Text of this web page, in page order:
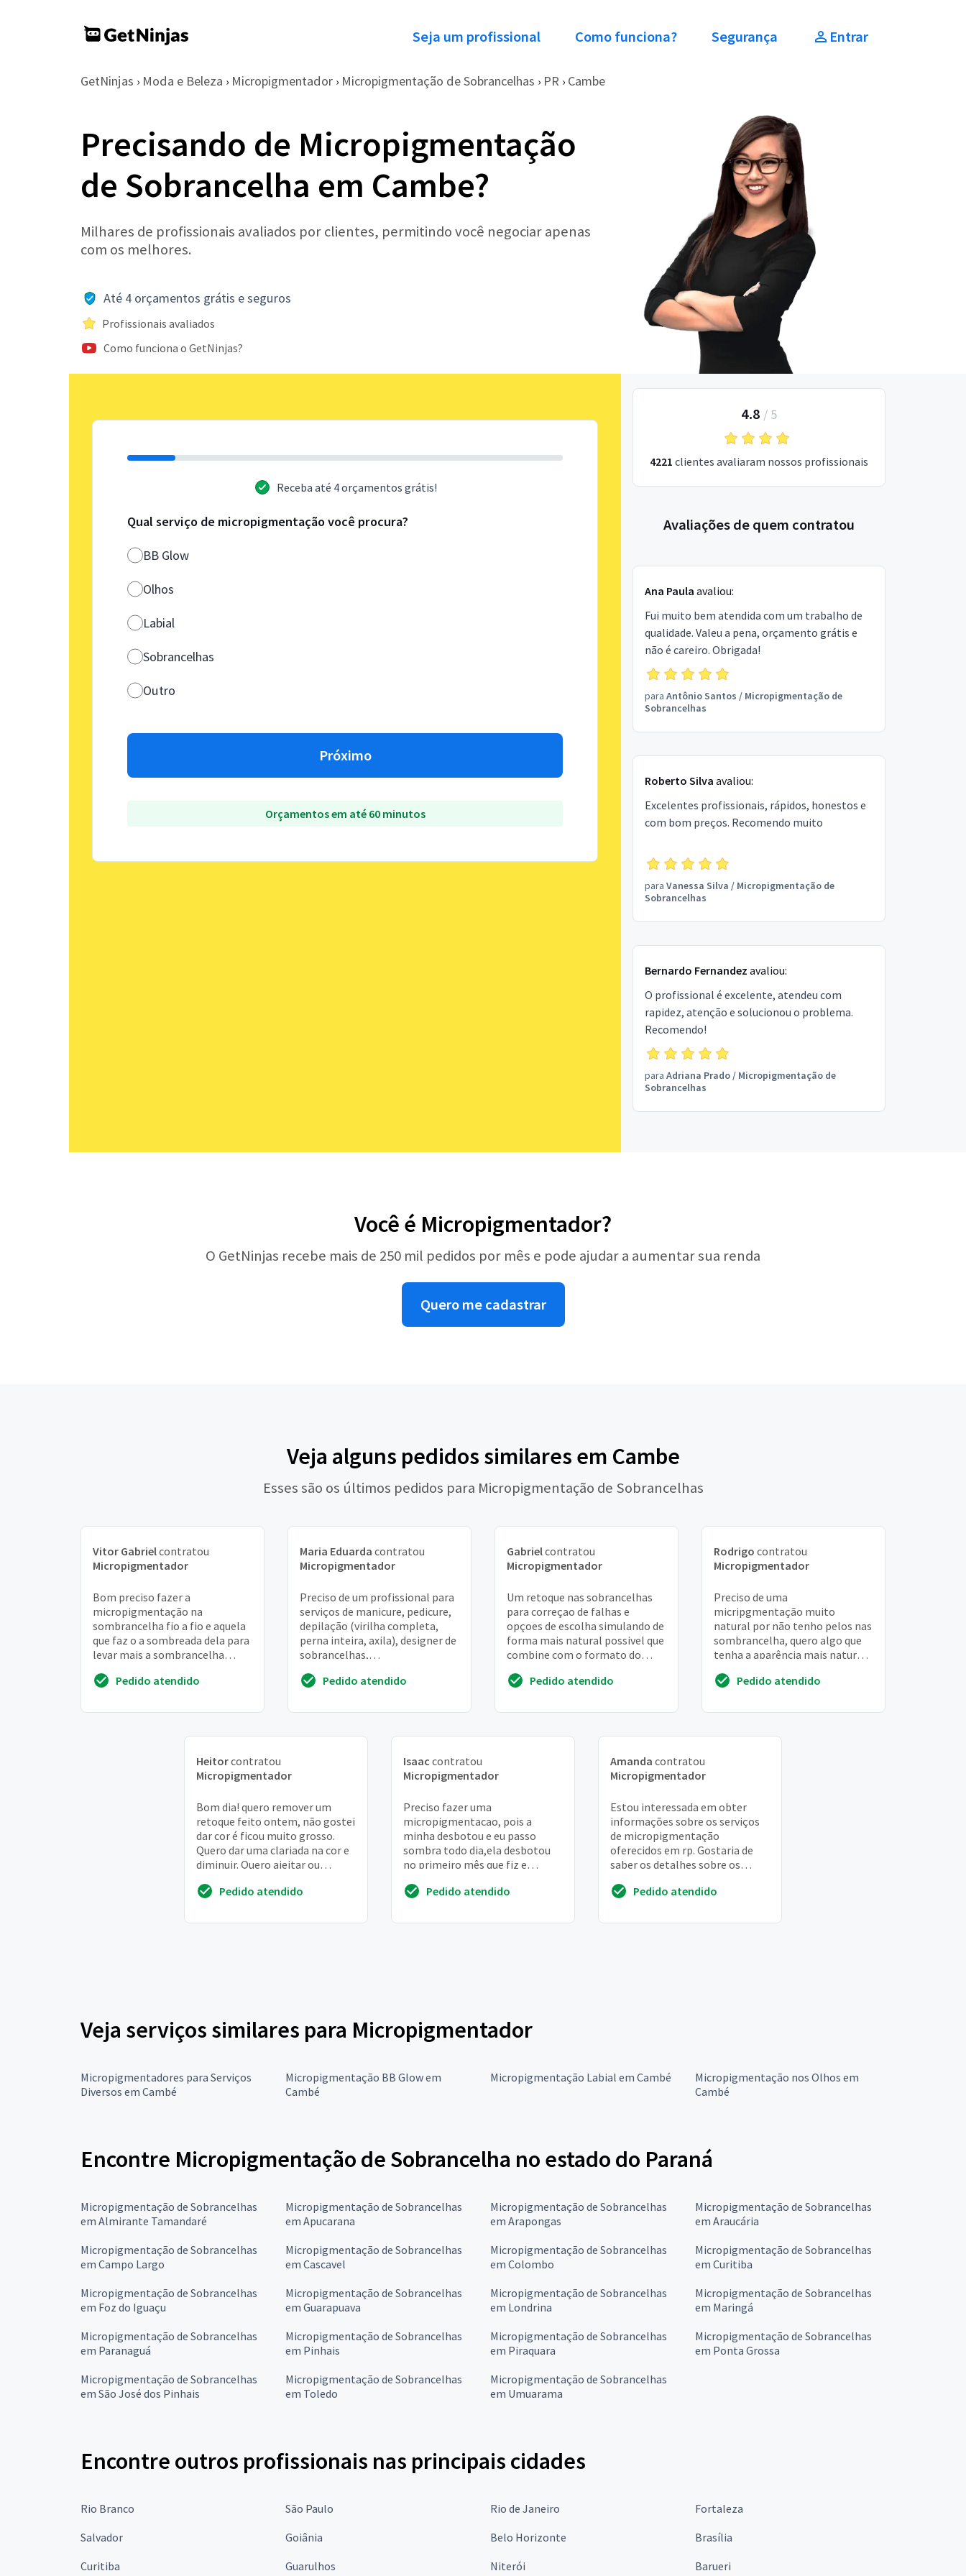
Seja um profissional Como funciona? Segurança Entrar
GetNinjas › Moda e Beleza › Micropigmentador › Micropigmentação de Sobrancelhas › PR › Cambe
Precisando de Micropigmentação
de Sobrancelha em Cambe?
Milhares de profissionais avaliados por clientes, permitindo você negociar apenas
com os melhores.
Até 4 orçamentos grátis e seguros
Profissionais avaliados
Como funciona o GetNinjas?
Receba até 4 orçamentos grátis!
Qual serviço de micropigmentação você procura?
BB Glow
Olhos
Labial
Sobrancelhas
Outro
Próximo
Orçamentos em até 60 minutos
4.8 / 5
4221 clientes avaliaram nossos profissionais
Avaliações de quem contratou
Ana Paula avaliou:
Fui muito bem atendida com um trabalho de
qualidade. Valeu a pena, orçamento grátis e
não é careiro. Obrigada!
para Antônio Santos / Micropigmentação de
Sobrancelhas
Roberto Silva avaliou:
Excelentes profissionais, rápidos, honestos e
com bom preços. Recomendo muito
para Vanessa Silva / Micropigmentação de
Sobrancelhas
Bernardo Fernandez avaliou:
O profissional é excelente, atendeu com
rapidez, atenção e solucionou o problema.
Recomendo!
para Adriana Prado/ Micropigmentação de
Sobrancelhas
Você é Micropigmentador?
O GetNinjas recebe mais de 250 mil pedidos por mês e pode ajudar a aumentar sua renda
Quero me cadastrar
Veja alguns pedidos similares em Cambe
Esses são os últimos pedidos para Micropigmentação de Sobrancelhas
Vitor Gabrielcontratou
Micropigmentador
Bom preciso fazer a
micropigmentação na
sombrancelha fio a fio e aquela
que faz o a sombreada dela para
levar mais a sombrancelha
irei fazerPedido atendido
Maria Eduarda contratou
Micropigmentador
Preciso de um profissional para
serviços de manicure, pedicure,
depilação (virilha completa,
perna inteira, axila), designer de
sobrancelhas,
a fio beleza:
Pedido atendido
Gabrielcontratou
Micropigmentador
Um retoque nas sobrancelhas
para correçao de falhas e
opçoes de escolha simulando de
forma mais natural possivel que
combine com o formato do
Pedido atendido
Rodrigo contratou
Micropigmentador
Preciso de uma
micripgmentação muito
natural por não tenho pelos nas
sombrancelha, quero algo que
tenha a aparência mais natural
sombrancelhas super
Pedido atendido
Heitorcontratou
Micropigmentador
Bom dia! quero remover um
retoque feito ontem, não gostei
dar cor é ficou muito grosso.
Quero dar uma clariada na cor e
diminuir. Quero ajeitar ou
Pedido atendido
Isaac contratou
Micropigmentador
Preciso fazer uma
micropigmentacao, pois a
minha desbotou e eu passo
sombra todo dia,ela desbotou
no primeiro mês que fiz e
adiantou,faz uns 7 anos
Pedido atendido
Amanda contratou
Micropigmentador
Estou interessada em obter
informações sobre os serviços
de micropigmentação
oferecidos em rp. Gostaria de
saber os detalhes sobre os
preços, bem como qualqu...
Pedido atendido
Veja serviços similares para Micropigmentador
Micropigmentadores para Serviços
Diversos em Cambé
Micropigmentação BB Glow em
Cambé
Micropigmentação Labial em Cambé
Micropigmentação nos Olhos em
Cambé
Encontre Micropigmentação de Sobrancelha no estado do Paraná
Micropigmentação de Sobrancelhas
em Almirante Tamandaré
Micropigmentação de Sobrancelhas
em Apucarana
Micropigmentação de Sobrancelhas
em Arapongas
Micropigmentação de Sobrancelhas
em Araucária
Micropigmentação de Sobrancelhas
em Campo Largo
Micropigmentação de Sobrancelhas
em Cascavel
Micropigmentação de Sobrancelhas
em Colombo
Micropigmentação de Sobrancelhas
em Curitiba
Micropigmentação de Sobrancelhas
em Foz do Iguaçu
Micropigmentação de Sobrancelhas
em Guarapuava
Micropigmentação de Sobrancelhas
em Londrina
Micropigmentação de Sobrancelhas
em Maringá
Micropigmentação de Sobrancelhas
em Paranaguá
Micropigmentação de Sobrancelhas
em Pinhais
Micropigmentação de Sobrancelhas
em Piraquara
Micropigmentação de Sobrancelhas
em Ponta Grossa
Micropigmentação de Sobrancelhas
em São José dos Pinhais
Micropigmentação de Sobrancelhas
em Toledo
Micropigmentação de Sobrancelhas
em Umuarama
Encontre outros profissionais nas principais cidades
Rio Branco São Paulo Rio de Janeiro
Fortaleza
Salvador
Goiânia Belo Horizonte
Brasília
Curitiba
Guarulhos Niterói Barueri